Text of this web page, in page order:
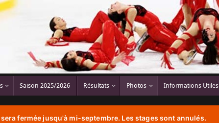
Saison 2025/2026 Résultats Photos Informations Utiles
fermée jusqu'à mi-septembre. Les stages sont annulés.